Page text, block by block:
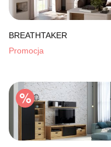
BREATHTAKER
Promocja